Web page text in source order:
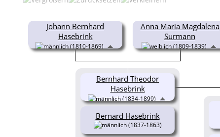
Johann Bernhard
Hasebrink
(1810-1869)
Anna Maria Magdalena
Surmann
(1809-1839)
Bernard Hasebrink
(1837-1863)
Bernhard Theodor
Hasebrink
(1834-1899)